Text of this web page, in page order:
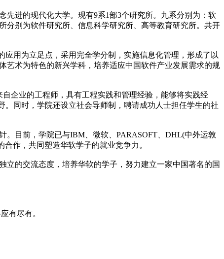
进的现代化大学。现有9系1部3个研究所。九系分别为：软
分别为软件研究所、信息科学研究所、高等教育研究所。共开
用为立足点，采用完全学分制，实施信息化管理，形成了以
艺术为特色的新兴学科，培养适应中国软件产业发展需求的规
企业的工程师，具有工程实践和管理经验，能够将实践经
同时，学院还设立社会导师制，聘请成功人士担任学生的社
目前，学院已与IBM、微软、PARASOFT、DHL(中外运敦
作，共同塑造华软学子的就业竞争力。
的交流态度，培养华软的学子，努力建立一家中国著名的国
有尽有。